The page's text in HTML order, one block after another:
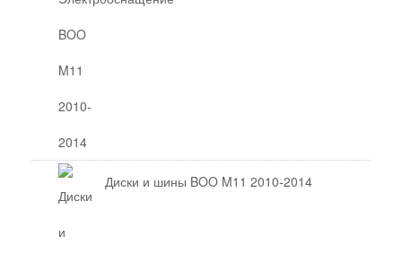
Диски и шины BOO M11 2010-2014